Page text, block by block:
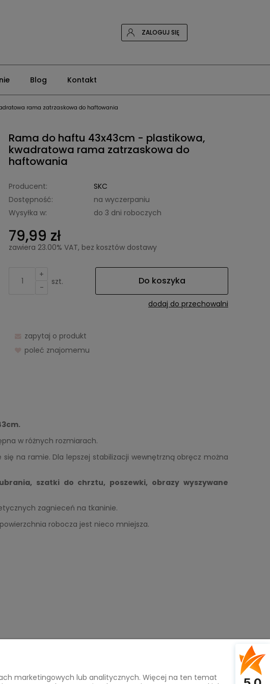
ZALOGUJ SIĘ
Blog Kontakt
rama zatrzaskowa do haftowania
Rama do haftu 43x43cm - plastikowa,
kwadratowa rama zatrzaskowa do
haftowania
Producent:
SKC
Dostępność:
na wyczerpaniu
Wysyłka w:
do 3 dni roboczych
79,99 zł
zawiera 23.00% VAT, bez kosztów dostawy
+
-
szt. Do koszyka
dodaj do przechowalni
zapytaj o produkt
poleć znajomemu
w różnych rozmiarach.
na ramie. Dla lepszej stabilizacji wewnętrzną obręcz można
szatki do chrztu, poszewki, obrazy wyszywane
zagnieceń na tkaninie.
robocza jest nieco mniejsza.
Na skróty
marketingowych lub analitycznych. Więcej na ten temat